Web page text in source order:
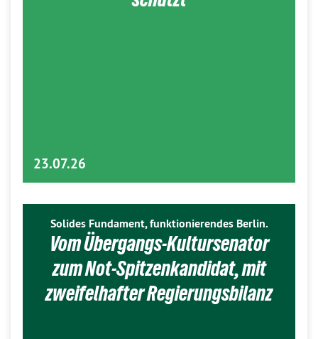
23.07.26
Solides Fundament, funktionierendes Berlin.
Vom Übergangs-Kultursenator
zum Not-Spitzenkandidat, mit
zweifelhafter Regierungsbilanz